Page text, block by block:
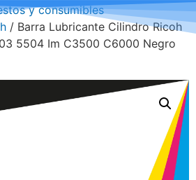
y consumibles
/ Barra Lubricante Cilindro Ricoh
5504 Im C3500 C6000 Negro